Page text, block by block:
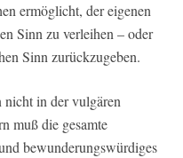
ermöglicht, der eigenen
Sinn zu verleihen – oder
Sinn zurückzugeben.
nicht in der vulgären
muß die gesamte
bewunderungswürdiges